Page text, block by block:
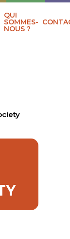
QUI
SOMMES-
NOUS ?